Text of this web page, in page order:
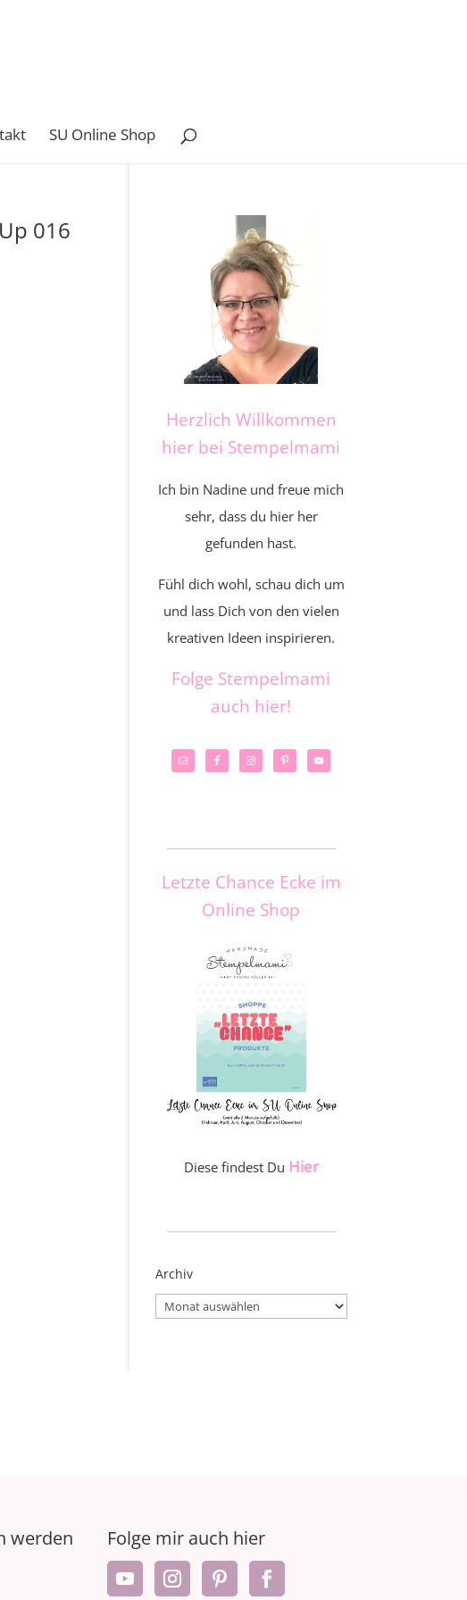
SU Online Shop
016
Herzlich Willkommen
hier bei Stempelmami
Ich bin Nadine und freue mich
sehr, dass du hier her
gefunden hast.
Fühl dich wohl, schau dich um
und lass Dich von den vielen
kreativen Ideen inspirieren.
Folge Stempelmami
auch hier!
Letzte Chance Ecke im
Online Shop
Diese findest Du Hier
Archiv
Archiv
werden Folge mir auch hier